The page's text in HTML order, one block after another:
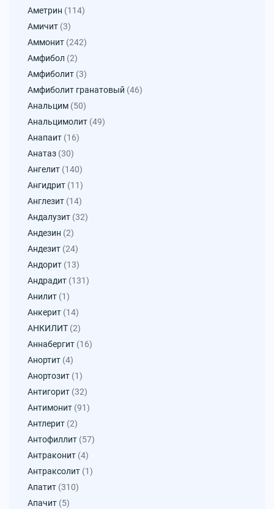
Аметрин (114)
Амичит (3)
Аммонит (242)
Амфибол (2)
Амфиболит (3)
Амфиболит гранатовый (46)
Анальцим (50)
Анальцимолит (49)
Анапаит (16)
Анатаз (30)
Ангелит (140)
Ангидрит (11)
Англезит (14)
Андалузит (32)
Андезин (2)
Андезит (24)
Андорит (13)
Андрадит (131)
Анилит (1)
Анкерит (14)
АНКИЛИТ (2)
Аннабергит (16)
Анортит (4)
Анортозит (1)
Антигорит (32)
Антимонит (91)
Антлерит (2)
Антофиллит (57)
Антраконит (4)
Антраксолит (1)
Апатит (310)
Апачит (5)